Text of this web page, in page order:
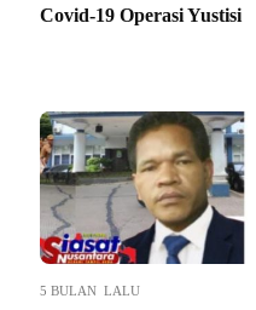
Covid-19 Operasi Yustisi
5 BULAN LALU